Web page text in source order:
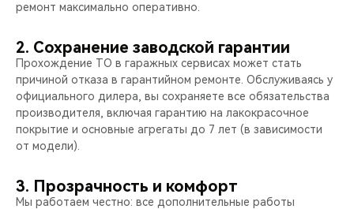
ремонт максимально оперативно.
2. Сохранение заводской гарантии
Прохождение ТО в гаражных сервисах может стать
причиной отказа в гарантийном ремонте. Обслуживаясь у
официального дилера, вы сохраняете все обязательства
производителя, включая гарантию на лакокрасочное
покрытие и основные агрегаты до 7 лет (в зависимости
от модели).
3. Прозрачность и комфорт
Мы работаем честно: все дополнительные работы